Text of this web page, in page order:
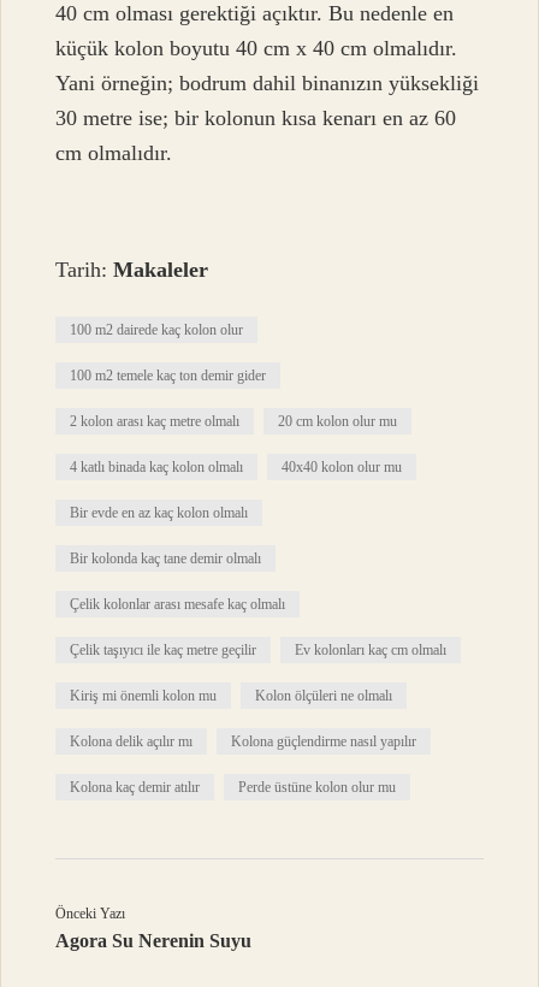
40 cm olması gerektiği açıktır. Bu nedenle en
küçük kolon boyutu 40 cm x 40 cm olmalıdır.
Yani örneğin; bodrum dahil binanızın yüksekliği
30 metre ise; bir kolonun kısa kenarı en az 60
cm olmalıdır.
Tarih:Makaleler
100 m2 dairede kaç kolon olur
100 m2 temele kaç ton demir gider
2 kolon arası kaç metre olmalı 20 cm kolon olur mu
4 katlı binada kaç kolon olmalı 40x40 kolon olur mu
Bir evde en az kaç kolon olmalı
Bir kolonda kaç tane demir olmalı
Çelik kolonlar arası mesafe kaç olmalı
Çelik taşıyıcı ile kaç metre geçilir Ev kolonları kaç cm olmalı
Kiriş mi önemli kolon mu Kolon ölçüleri ne olmalı
Kolona delik açılır mı Kolona güçlendirme nasıl yapılır
Kolona kaç demir atılır Perde üstüne kolon olur mu
Önceki Yazı
Agora Su Nerenin Suyu